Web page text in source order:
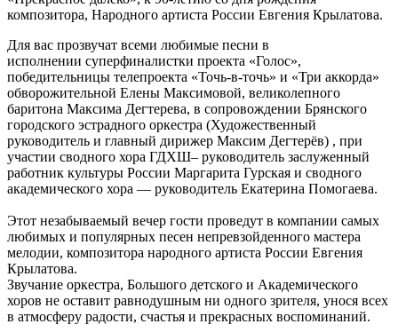
композитора, Народного артиста России Евгения Крылатова.
Для вас прозвучат всеми любимые песни в
исполнении суперфиналистки проекта «Голос»,
победительницы телепроекта «Точь-в-точь» и «Три аккорда»
обворожительной Елены Максимовой, великолепного
баритона Максима Дегтерева, в сопровождении Брянского
городского эстрадного оркестра (Художественный
руководитель и главный дирижер Максим Дегтерёв) , при
участии сводного хора ГДХШ– руководитель заслуженный
работник культуры России Маргарита Гурская и сводного
академического хора — руководитель Екатерина Помогаева.
Этот незабываемый вечер гости проведут в компании самых
любимых и популярных песен непревзойденного мастера
мелодии, композитора народного артиста России Евгения
Крылатова.
Звучание оркестра, Большого детского и Академического
хоров не оставит равнодушным ни одного зрителя, унося всех
в атмосферу радости, счастья и прекрасных воспоминаний.